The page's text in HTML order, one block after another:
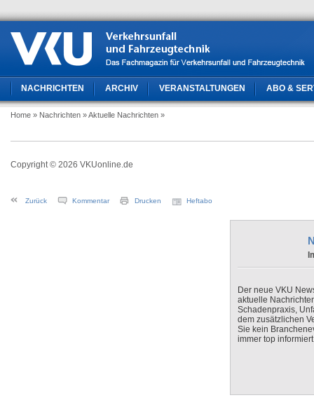
NACHRICHTEN ARCHIV VERANSTALTUNGEN ABO &
Home » Nachrichten » Aktuelle Nachrichten »
Copyright © 2026 VKUonline.de
Zurück Kommentar Drucken Heftabo
Der neue VKU
aktuelle
Schadenpraxis,
dem zusätzlichen
Sie kein
immer top